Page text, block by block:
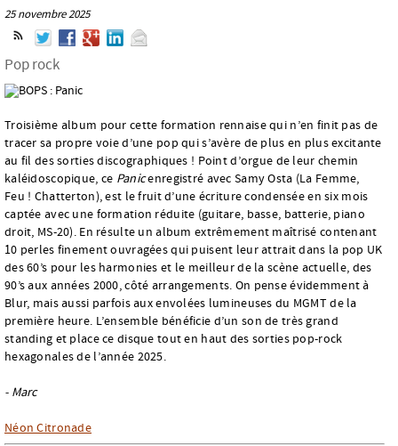
25 novembre 2025
Pop rock
Troisième album pour cette formation rennaise qui n’en finit pas de
tracer sa propre voie d’une pop qui s’avère de plus en plus excitante
au fil des sorties discographiques ! Point d’orgue de leur chemin
kaléidoscopique, ce Panicenregistré avec Samy Osta (La Femme,
Feu ! Chatterton), est le fruit d’une écriture condensée en six mois
captée avec une formation réduite (guitare, basse, batterie, piano
droit, MS-20). En résulte un album extrêmement maîtrisé contenant
10 perles finement ouvragées qui puisent leur attrait dans la pop UK
des 60’s pour les harmonies et le meilleur de la scène actuelle, des
90’s aux années 2000, côté arrangements. On pense évidemment à
Blur, mais aussi parfois aux envolées lumineuses du MGMT de la
première heure. L’ensemble bénéficie d’un son de très grand
standing et place ce disque tout en haut des sorties pop-rock
hexagonales de l’année 2025.
- Marc
Néon Citronade